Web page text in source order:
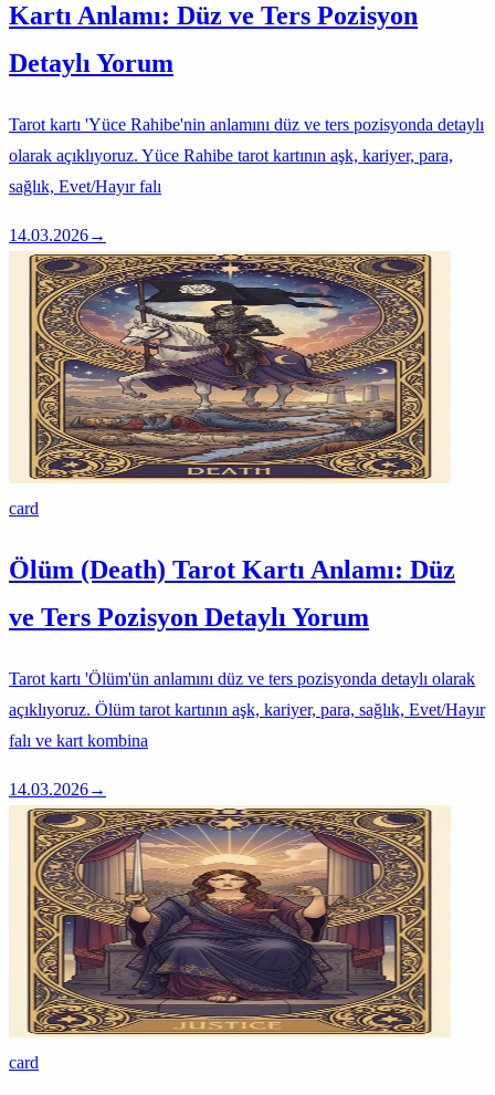
Kartı Anlamı: Düz ve Ters Pozisyon
Detaylı Yorum
Tarot kartı 'Yüce Rahibe'nin anlamını düz ve ters pozisyonda detaylı
olarak açıklıyoruz. Yüce Rahibe tarot kartının aşk, kariyer, para,
sağlık, Evet/Hayır falı
14.03.2026→
card
Ölüm (Death) Tarot Kartı Anlamı: Düz
ve Ters Pozisyon Detaylı Yorum
Tarot kartı 'Ölüm'ün anlamını düz ve ters pozisyonda detaylı olarak
açıklıyoruz. Ölüm tarot kartının aşk, kariyer, para, sağlık, Evet/Hayır
falı ve kart kombina
14.03.2026→
card